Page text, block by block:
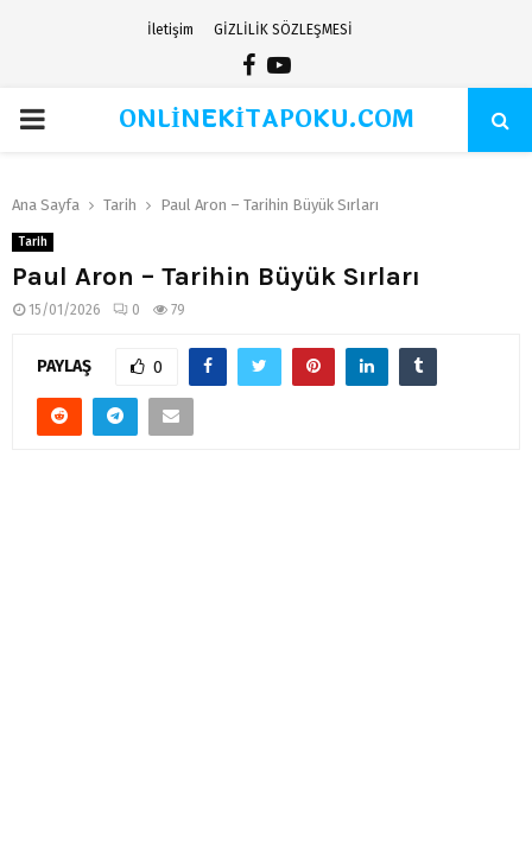
İletişim GİZLİLİK SÖZLEŞMESİ
Facebook
Youtube
PRIMARYONLİNEKİTAPOKU.COM
Ana Sayfa Tarih Paul Aron – Tarihin Büyük Sırları
Tarih
Paul Aron – Tarihin Büyük Sırları
15/01/2026 0 79
PAYLAŞ 0